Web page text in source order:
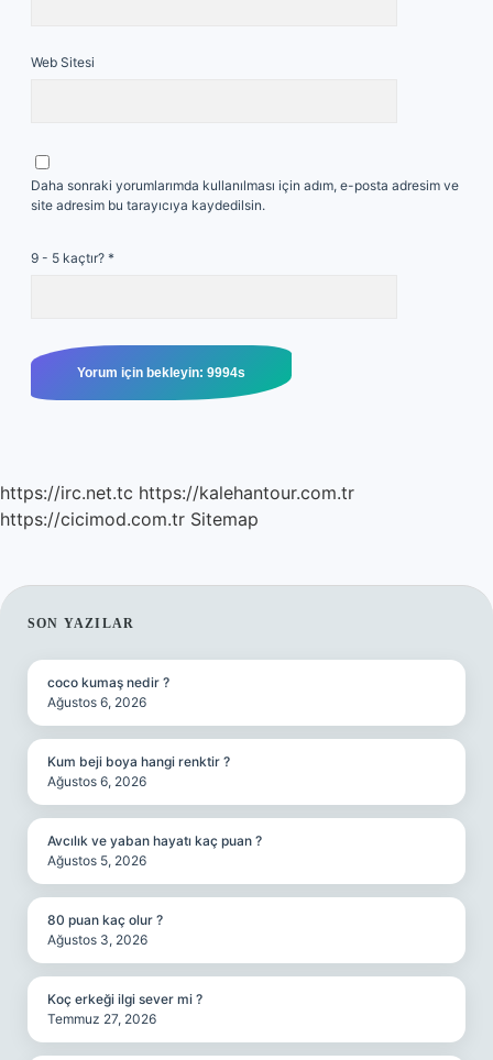
Web Sitesi
Daha sonraki yorumlarımda kullanılması için adım, e-posta adresim ve
site adresim bu tarayıcıya kaydedilsin.
9 - 5 kaçtır? *
https://irc.net.tc https://kalehantour.com.tr
https://cicimod.com.tr Sitemap
SIDEBAR
SON YAZILAR
coco kumaş nedir ?
Ağustos 6, 2026
Kum beji boya hangi renktir ?
Ağustos 6, 2026
Avcılık ve yaban hayatı kaç puan ?
Ağustos 5, 2026
80 puan kaç olur ?
Ağustos 3, 2026
Koç erkeği ilgi sever mi ?
Temmuz 27, 2026